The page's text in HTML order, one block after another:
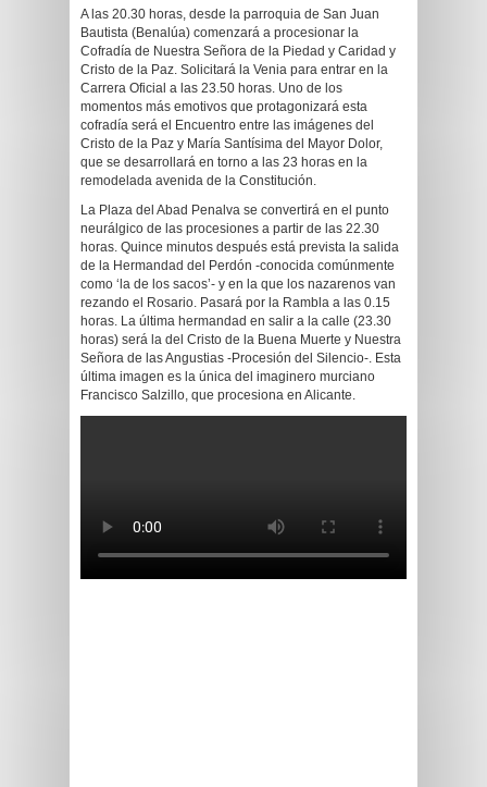
A las 20.30 horas, desde la parroquia de San Juan
Bautista (Benalúa) comenzará a procesionar la
Cofradía de Nuestra Señora de la Piedad y Caridad y
Cristo de la Paz. Solicitará la Venia para entrar en la
Carrera Oficial a las 23.50 horas. Uno de los
momentos más emotivos que protagonizará esta
cofradía será el Encuentro entre las imágenes del
Cristo de la Paz y María Santísima del Mayor Dolor,
que se desarrollará en torno a las 23 horas en la
remodelada avenida de la Constitución.
La Plaza del Abad Penalva se convertirá en el punto
neurálgico de las procesiones a partir de las 22.30
horas. Quince minutos después está prevista la salida
de la Hermandad del Perdón -conocida comúnmente
como ‘la de los sacos’- y en la que los nazarenos van
rezando el Rosario. Pasará por la Rambla a las 0.15
horas. La última hermandad en salir a la calle (23.30
horas) será la del Cristo de la Buena Muerte y Nuestra
Señora de las Angustias -Procesión del Silencio-. Esta
última imagen es la única del imaginero murciano
Francisco Salzillo, que procesiona en Alicante.